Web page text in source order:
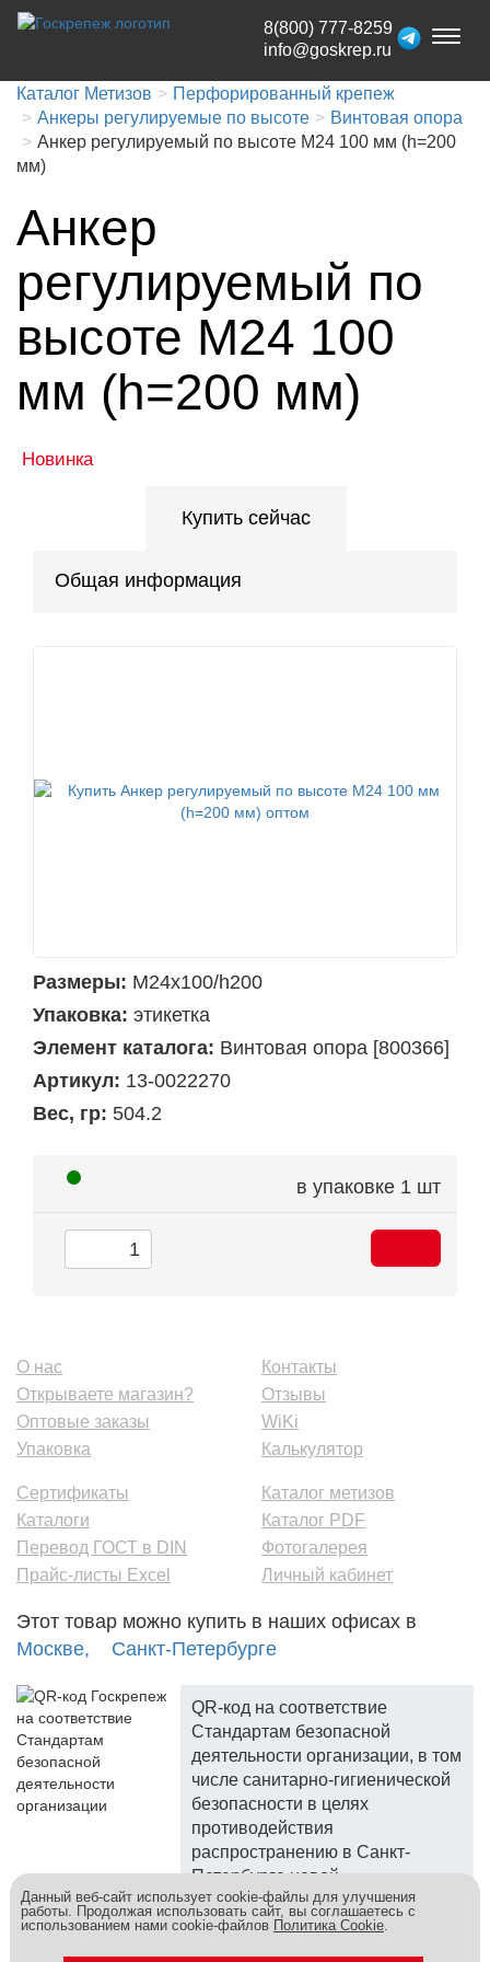
Toggle
8(800) 777-8259
info@goskrep.ru
Каталог Метизов
Перфорированный крепеж
Анкеры регулируемые по высоте
Винтовая опора
Анкер регулируемый по высоте М24 100 мм (h=200
мм)
Анкер
регулируемый по
высоте М24 100
мм (h=200 мм)
Новинка
Купить сейчас
Общая информация
Размеры: M24х100/h200
Упаковка: этикетка
Элемент каталога: Винтовая опора [800366]
Артикул: 13-0022270
Вес, гр: 504.2
в упаковке 1 шт
О нас
Открываете магазин?
Оптовые заказы
Упаковка
Контакты
Отзывы
WiKi
Калькулятор
Сертификаты
Каталоги
Перевод ГОСТ в DIN
Прайс-листы Excel
Каталог метизов
Каталог PDF
Фотогалерея
Личный кабинет
Этот товар можно купить в наших офисах в
Москве,
Санкт-Петербурге
QR-код на соответствие
Стандартам безопасной
деятельности организации, в том
числе санитарно-гигиенической
безопасности в целях
противодействия
распространению в Санкт-
Петербурге новой
коронавирусной инфекции.
Данный веб-сайт использует cookie-файлы для улучшения
работы. Продолжая использовать сайт, вы соглашаетесь с
использованием нами cookie-файлов Политика Cookie.